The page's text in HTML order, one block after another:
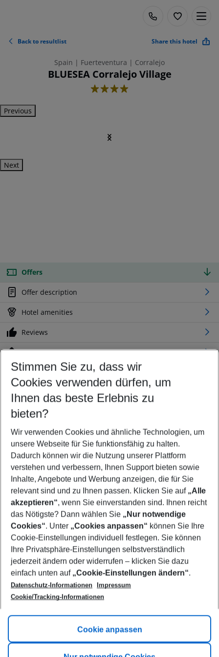
Back to resultlist Share this hotel
Spain | Fuerteventura | Corralejo
BLUESEA Corralejo Village
4
Previous
Next
Offers
Offer description
Hotel amenities
Reviews
Location
Customize your offer
Find the perfect deal which suits your best
Your departure airport
Any airport
Select your date range
08/08/26–06/08/27 5-8 nights
Who will travel
2 adults No children
Show more filter
Footer
Footer navigation
Title A
Link A
Stimmen Sie zu, dass wir
Cookies verwenden dürfen, um
Ihnen das beste Erlebnis zu
bieten?
Wir verwenden Cookies und ähnliche Technologien, um
unsere Webseite für Sie funktionsfähig zu halten.
Dadurch können wir die Nutzung unserer Plattform
verstehen und verbessern, Ihnen Support bieten sowie
Inhalte, Angebote und Werbung anzeigen, die für Sie
relevant sind und zu Ihnen passen. Klicken Sie auf „Alle
akzeptieren“, wenn Sie einverstanden sind. Ihnen reicht
das Nötigste? Dann wählen Sie „Nur notwendige
Cookies“. Unter „Cookies anpassen“ können Sie Ihre
Cookie-Einstellungen individuell festlegen. Sie können
Ihre Privatsphäre-Einstellungen selbstverständlich
jederzeit ändern oder widerrufen – klicken Sie dazu
einfach unten auf „Cookie-Einstellungen ändern“.
Datenschutz-Informationen
Impressum
Cookie/Tracking-Informationen
Cookie anpassen